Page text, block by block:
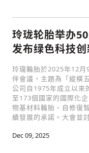
玲珑轮胎举办
发布绿色科技
玲瓏輪胎於2025年12
伴會議，主題為「縱橫
公司自1975年成立以來
至173個國家的國際化
物基材料輪胎、自修復
續發展的承諾。大會並
Dec 09, 2025